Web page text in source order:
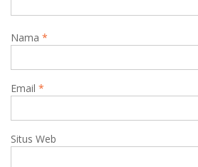
Nama *
Email *
Situs Web